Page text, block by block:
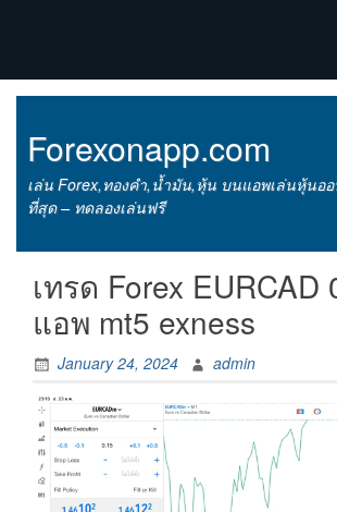
Forexonapp.com
เล่น Forex,ทองคำ,น้ำมัน,หุ้น บนแอพเล่นหุ้นอ
ที่สุด – ทดลองเล่นฟรี
เทรด Forex EURCAD
แอพ mt5 exness
January 24, 2024 admin